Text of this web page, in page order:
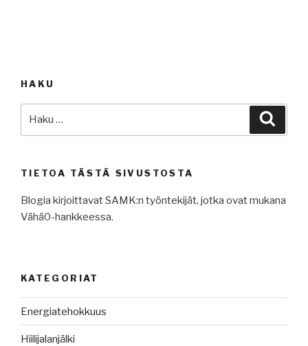
HAKU
TIETOA TÄSTÄ SIVUSTOSTA
Blogia kirjoittavat SAMK:n työntekijät, jotka ovat mukana
Vähä0-hankkeessa.
KATEGORIAT
Energiatehokkuus
Hiilijalanjälki